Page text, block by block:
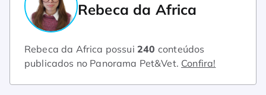
Rebeca da Africa
Rebeca da Africa possui 240 conteúdos
publicados no Panorama Pet&Vet. Confira!